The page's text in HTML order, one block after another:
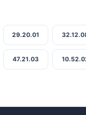
29.20.01
47.21.03